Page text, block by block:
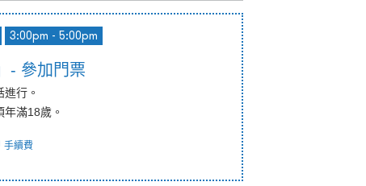
3:00pm - 5:00pm
- 參加門票
行。
滿18歲。
手續費